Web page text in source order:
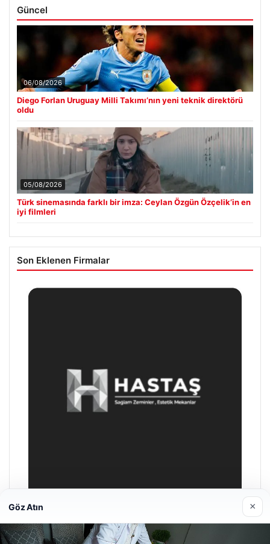
Güncel
06/08/2026
Diego Forlan Uruguay Milli Takımı’nın yeni teknik direktörü
oldu
05/08/2026
Türk sinemasında farklı bir imza: Ceylan Özgün Özçelik’in en
iyi filmleri
Son Eklenen Firmalar
Prenses Night Club
29/04/2026
Göz Atın ×